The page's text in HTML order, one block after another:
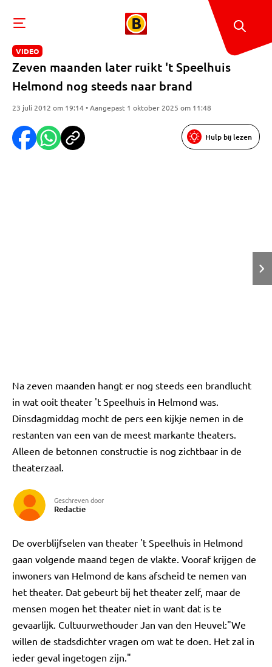
VIDEO
Zeven maanden later ruikt 't Speelhuis
Helmond nog steeds naar brand
23 juli 2012 om 19:14 • Aangepast 1 oktober 2025 om 11:48
Hulp bij lezen
Na zeven maanden hangt er nog steeds een brandlucht
in wat ooit theater 't Speelhuis in Helmond was.
Dinsdagmiddag mocht de pers een kijkje nemen in de
restanten van een van de meest markante theaters.
Alleen de betonnen constructie is nog zichtbaar in de
theaterzaal.
Geschreven door
Redactie
De overblijfselen van theater 't Speelhuis in Helmond
gaan volgende maand tegen de vlakte. Vooraf krijgen de
inwoners van Helmond de kans afscheid te nemen van
het theater. Dat gebeurt bij het theater zelf, maar de
mensen mogen het theater niet in want dat is te
gevaarlijk. Cultuurwethouder Jan van den Heuvel:"We
willen de stadsdichter vragen om wat te doen. Het zal in
ieder geval ingetogen zijn."